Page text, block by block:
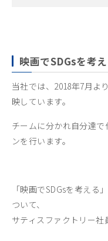
映画でSDGsを考
当社では、2018年7月よ
映しています。
チームに分かれ自分達
ンを行います。
「映画でSDGsを考える
ついて、
サティスファクトリー社